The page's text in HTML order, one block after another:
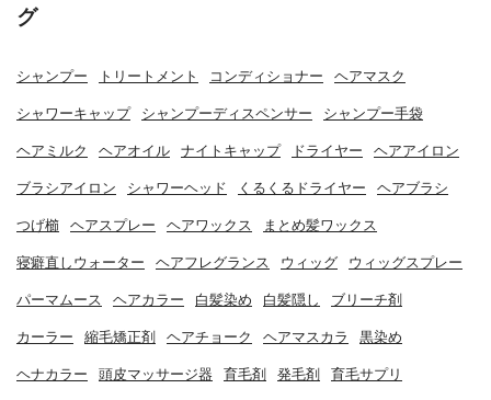
グ
シャンプー トリートメント コンディショナー ヘアマスク
シャワーキャップ シャンプーディスペンサー シャンプー手袋
ヘアミルク ヘアオイル ナイトキャップ ドライヤー ヘアアイロン
ブラシアイロン シャワーヘッド くるくるドライヤー ヘアブラシ
つげ櫛 ヘアスプレー ヘアワックス まとめ髪ワックス
寝癖直しウォーター ヘアフレグランス ウィッグ ウィッグスプレー
パーマムース ヘアカラー 白髪染め 白髪隠し ブリーチ剤
カーラー 縮毛矯正剤 ヘアチョーク ヘアマスカラ 黒染め
ヘナカラー 頭皮マッサージ器 育毛剤 発毛剤 育毛サプリ